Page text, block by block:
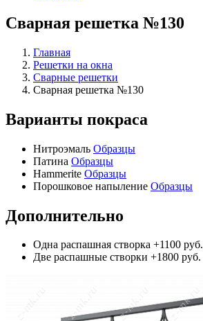
Сварная решетка №130
Главная
Решетки на окна
Сварные решетки
Сварная решетка №130
Варианты покраса
Нитроэмаль Образцы
Патина Образцы
Hammerite Образцы
Порошковое напыление Образцы
Дополнительно
Одна распашная створка +1100 руб.
Две распашные створки +1800 руб.